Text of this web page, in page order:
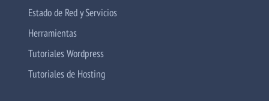
Estado de Red y Servicios
Herramientas
Tutoriales Wordpress
Tutoriales de Hosting